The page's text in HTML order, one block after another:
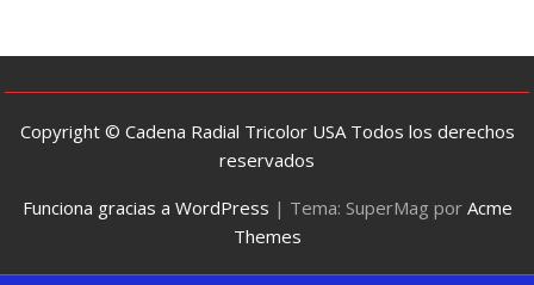
Copyright © Cadena Radial Tricolor USA Todos los derechos
reservados
Funciona gracias a WordPress | Tema: SuperMag por Acme
Themes